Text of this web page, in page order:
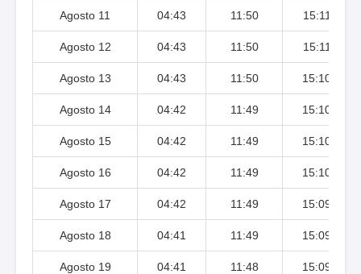
Agosto 11 04:43 11:50 15:11
Agosto 12 04:43 11:50 15:11
Agosto 13 04:43 11:50 15:10
Agosto 14 04:42 11:49 15:10
Agosto 15 04:42 11:49 15:10
Agosto 16 04:42 11:49 15:10
Agosto 17 04:42 11:49 15:09
Agosto 18 04:41 11:49 15:09
Agosto 19 04:41 11:48 15:09